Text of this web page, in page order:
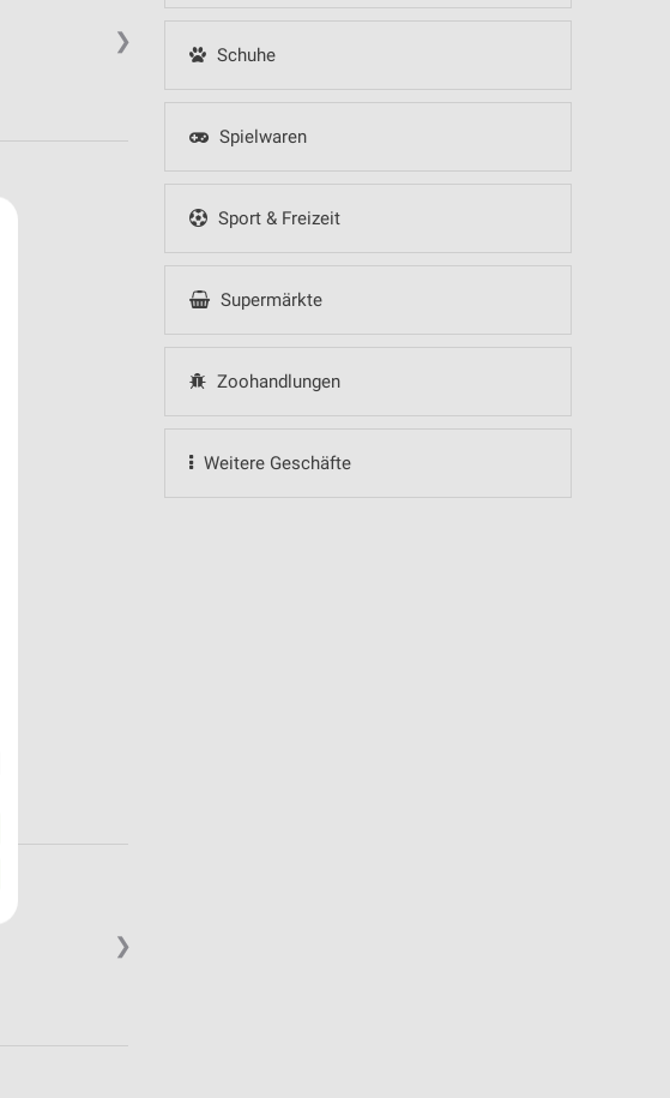
Schuhe
Spielwaren
Sport & Freizeit
Supermärkte
Zoohandlungen
Weitere Geschäfte
❯
❯